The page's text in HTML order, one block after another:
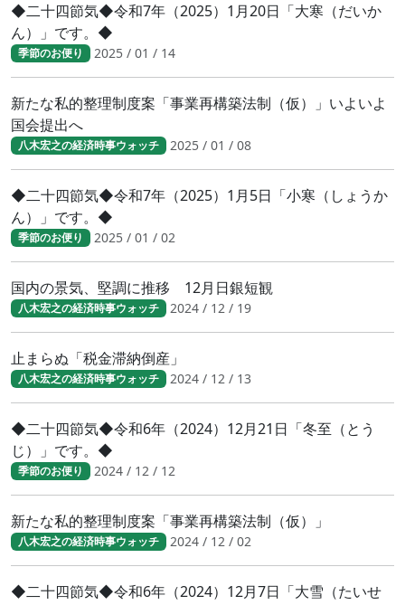
◆二十四節気◆令和7年（2025）1月20日「大寒（だいか
ん）」です。◆
季節のお便り 2025 / 01 / 14
新たな私的整理制度案「事業再構築法制（仮）」いよいよ
国会提出へ
八木宏之の経済時事ウォッチ 2025 / 01 / 08
◆二十四節気◆令和7年（2025）1月5日「小寒（しょうか
ん）」です。◆
季節のお便り 2025 / 01 / 02
国内の景気、堅調に推移 12月日銀短観
八木宏之の経済時事ウォッチ 2024 / 12 / 19
止まらぬ「税金滞納倒産」
八木宏之の経済時事ウォッチ 2024 / 12 / 13
◆二十四節気◆令和6年（2024）12月21日「冬至（とう
じ）」です。◆
季節のお便り 2024 / 12 / 12
新たな私的整理制度案「事業再構築法制（仮）」
八木宏之の経済時事ウォッチ 2024 / 12 / 02
◆二十四節気◆令和6年（2024）12月7日「大雪（たいせ